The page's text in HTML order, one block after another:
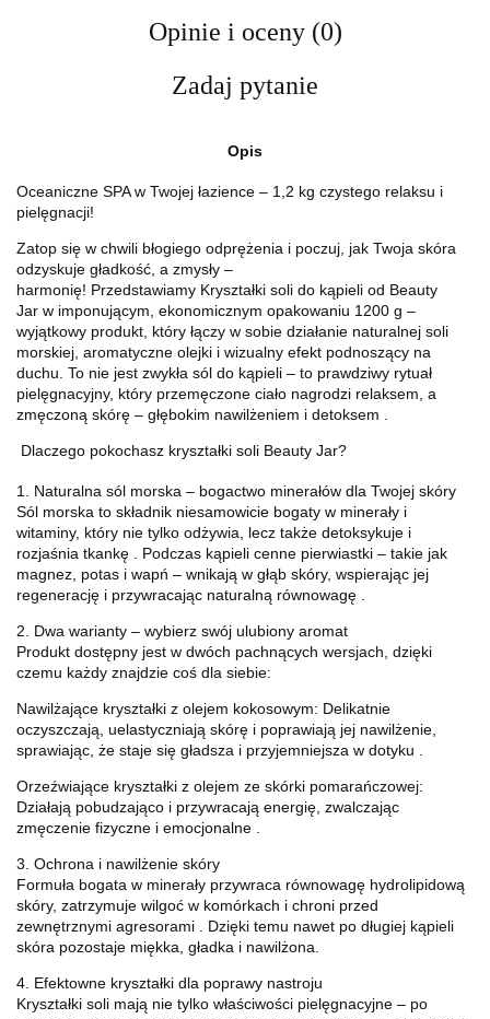
Opinie i oceny (0)
Zadaj pytanie
Opis
Oceaniczne SPA w Twojej łazience – 1,2 kg czystego relaksu i
pielęgnacji!
Zatop się w chwili błogiego odprężenia i poczuj, jak Twoja skóra
odzyskuje gładkość, a zmysły –
harmonię! Przedstawiamy Kryształki soli do kąpieli od Beauty
Jar w imponującym, ekonomicznym opakowaniu 1200 g –
wyjątkowy produkt, który łączy w sobie działanie naturalnej soli
morskiej aromatyczne olejki i wizualny efekt podnoszący na
duchu. To nie jest zwykła sól do kąpieli – to prawdziwy rytuał
pielęgnacyjny, który przemęczone ciało nagrodzi relaksem, a
zmęczoną skórę – głębokim nawilżeniem i detoksem
Dlaczego pokochasz kryształki soli Beauty Jar?
1. Naturalna sól morska – bogactwo minerałów dla Twojej skóry
Sól morska to składnik niesamowicie bogaty w minerały i
witaminy, który nie tylko odżywia, lecz także detoksykuje i
rozjaśnia tkankę
. Podczas kąpieli cenne pierwiastki – takie jak
magnez, potas i wapń – wnikają w głąb skóry, wspierając jej
regenerację i przywracając naturalną równowagę
2. Dwa warianty – wybierz swój ulubiony aromat
Produkt dostępny jest w dwóch pachnących wersjach, dzięki
czemu każdy znajdzie coś dla siebie:
Nawilżające kryształki z olejem kokosowym: Delikatnie
oczyszczają, uelastyczniają skórę i poprawiają jej nawilżenie,
sprawiając, że staje się gładsza i przyjemniejsza w dotyku
Orzeźwiające kryształki z olejem ze skórki pomarańczowej:
Działają pobudzająco i przywracają energię, zwalczając
zmęczenie fizyczne i emocjonalne
3. Ochrona i nawilżenie skóry
Formuła bogata w minerały przywraca równowagę hydrolipidową
skóry, zatrzymuje wilgoć w komórkach i chroni przed
zewnętrznymi agresorami
. Dzięki temu nawet po długiej kąpieli
skóra pozostaje miękka, gładka i nawilżona.
4. Efektowne kryształki dla poprawy nastroju
Kryształki soli mają nie tylko właściwości pielęgnacyjne – po